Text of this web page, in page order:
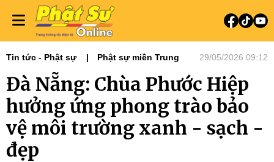
Tin tức - Phật sự Phật sự miền Trung 29/05/2026 09:12
Đà Nẵng: Chùa Phước Hiệp
hưởng ứng phong trào bảo
vệ môi trường xanh - sạch -
đẹp